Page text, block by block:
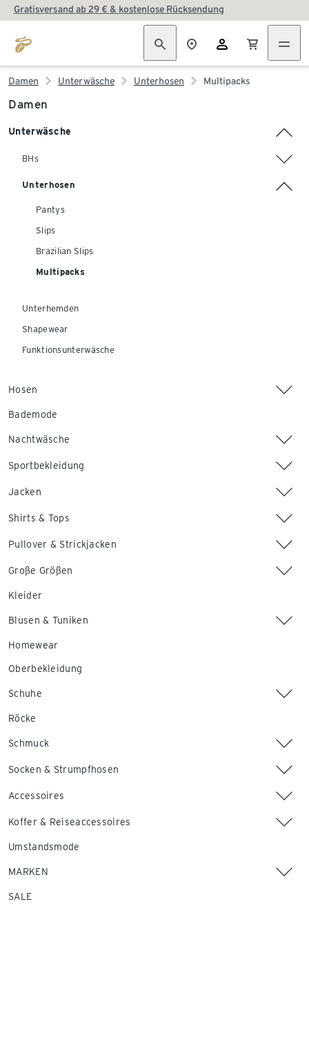
Gratisversand ab 29 € & kostenlose Rücksendung
Damen Unterwäsche Unterhosen Multipacks
Damen
Unterwäsche
BHs
Unterhosen
Pantys
Slips
Brazilian Slips
Multipacks
Unterhemden
Shapewear
Funktionsunterwäsche
Hosen
Bademode
Nachtwäsche
Sportbekleidung
Jacken
Shirts & Tops
Pullover & Strickjacken
Große Größen
Kleider
Blusen & Tuniken
Homewear
Oberbekleidung
Schuhe
Röcke
Schmuck
Socken & Strumpfhosen
Accessoires
Koffer & Reiseaccessoires
Umstandsmode
MARKEN
SALE